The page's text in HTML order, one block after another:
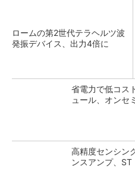
ロームの第2世代テラヘルツ波
発振デバイス、出力4倍に
省電力で低コス
ュール、オンセミ
高精度センシン
ンスアンプ、ST